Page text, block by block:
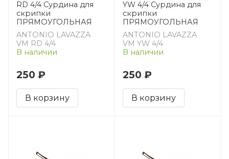
RD 4/4 Сурдина для
скрипки
ПРЯМОУГОЛЬНАЯ
ANTONIO LAVAZZA
VM RD 4/4
В наличии
250 ₽
В корзину
YW 4/4 Сурдина для
скрипки
ПРЯМОУГОЛЬНАЯ
ANTONIO LAVAZZA
VM YW 4/4
В наличии
250 ₽
В корзину